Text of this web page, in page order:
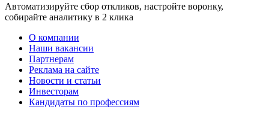
Автоматизируйте сбор откликов, настройте воронку,
собирайте аналитику в 2 клика
О компании
Наши вакансии
Партнерам
Реклама на сайте
Новости и статьи
Инвесторам
Кандидаты по профессиям